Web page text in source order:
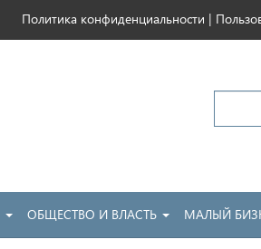
Политика конфиденциальности |
ОБЩЕСТВО И ВЛАСТЬ МАЛЫЙ